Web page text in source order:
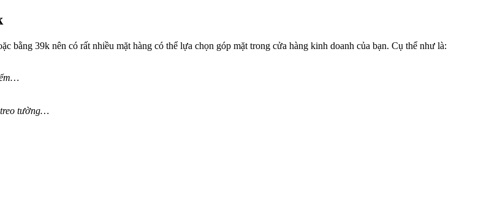
bằng 39k nên có rất nhiều mặt hàng có thể lựa chọn góp mặt trong cửa hàng kinh doanh của bạn. Cụ thể như là:
treo tường…